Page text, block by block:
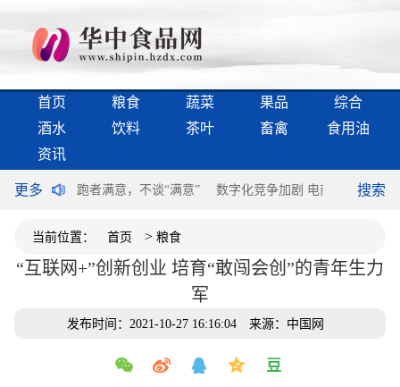
首页 粮食 蔬菜 果品
综合
酒水
饮料 茶叶 畜禽
食用油
资讯
更多
半个世纪 跑者满意，不谈“满意” 数字化竞争加剧 电商领域构建第
搜索
当前位置： 首页 > 粮食
“互联网+”创新创业 培育“敢闯会创”的青年生力
军
发布时间：2021-10-27 16:16:04 来源：中国网